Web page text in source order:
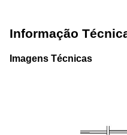
Informação
Imagens Técnicas